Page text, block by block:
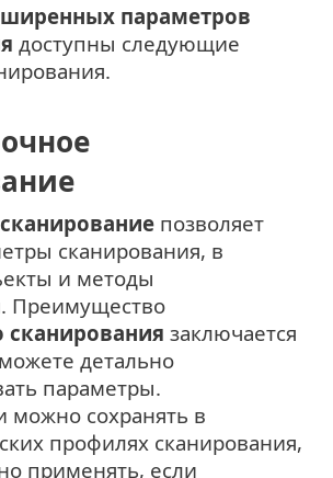
параметров
доступны следующие
позволяет
сканирования, в
и методы
Преимущество
сканирования заключается
детально
параметры.
можно сохранять в
профилях сканирования,
применять, если